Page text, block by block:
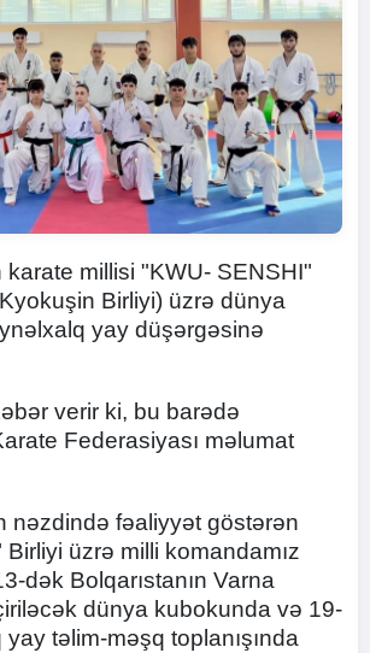
karate millisi "KWU- SENSHI"
Birliyi) üzrə dünya
yay düşərgəsinə
verir ki, bu barədə
Federasiyası məlumat
nəzdində fəaliyyət göstərən
üzrə milli komandamız
dək Bolqarıstanın Varna
dünya kubokunda və 19-
təlim-məşq toplanışında